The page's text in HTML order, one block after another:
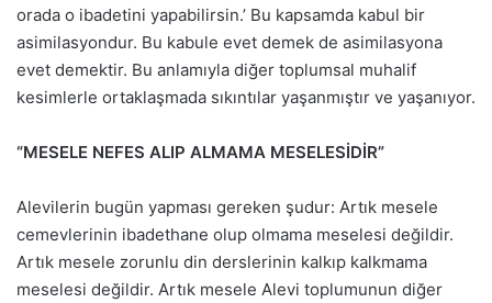
orada o ibadetini yapabilirsin.’ Bu kapsamda kabul bir
asimilasyondur. Bu kabule evet demek de asimilasyona
evet demektir. Bu anlamıyla diğer toplumsal muhalif
kesimlerle ortaklaşmada sıkıntılar yaşanmıştır ve yaşanıyor.
“MESELE NEFES ALIP ALMAMA MESELESİDİR”
Alevilerin bugün yapması gereken şudur: Artık mesele
cemevlerinin ibadethane olup olmama meselesi değildir.
Artık mesele zorunlu din derslerinin kalkıp kalkmama
meselesi değildir. Artık mesele Alevi toplumunun diğer